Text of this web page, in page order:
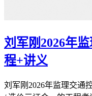
刘军刚2026年
程+讲义
刘军刚2026年监理交通